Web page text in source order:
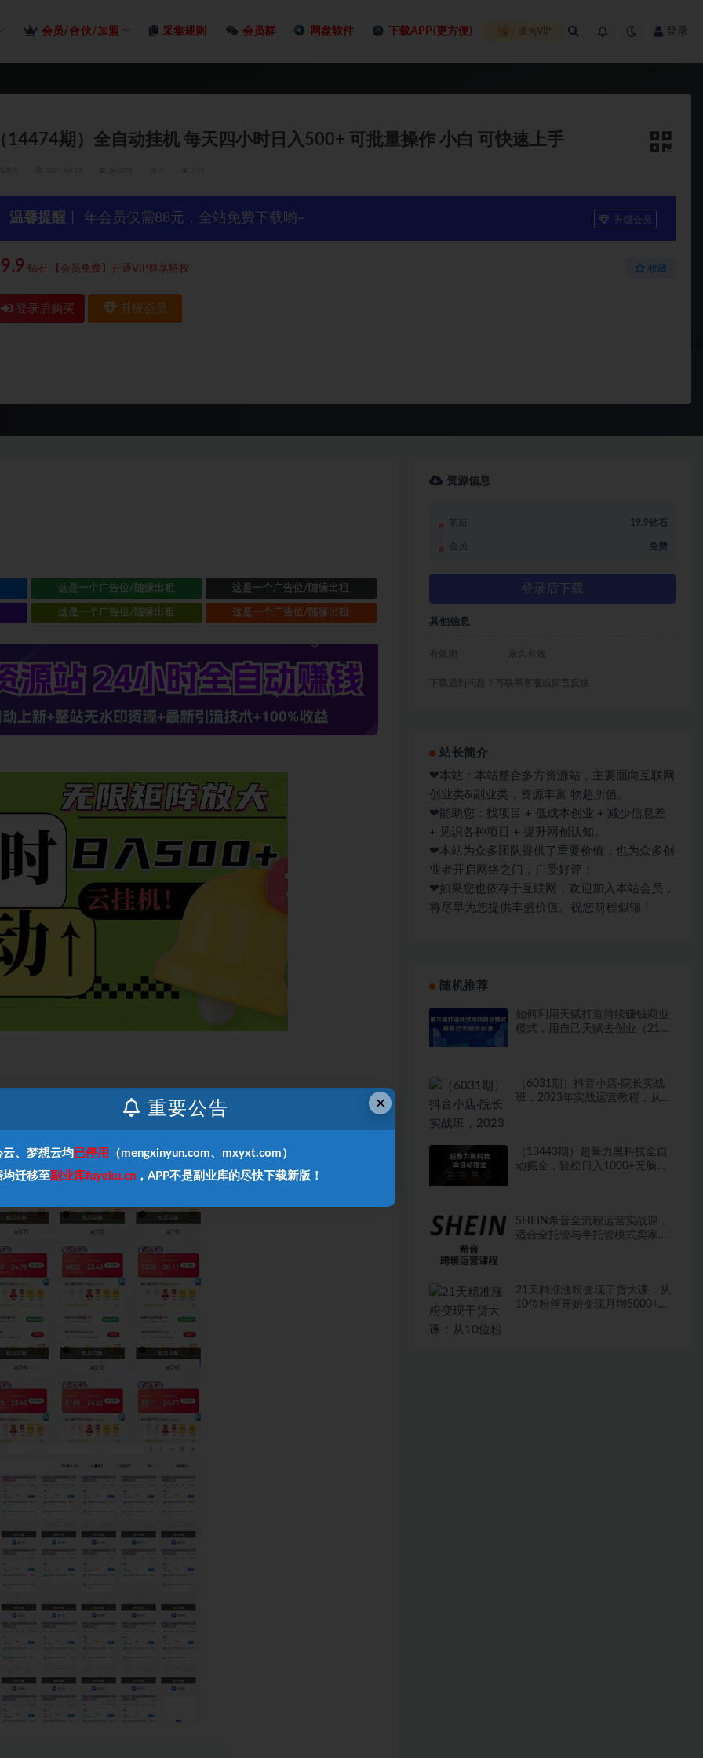
会员/合伙/加盟 采集规则 会员群 网盘软件 下载APP(更方便) 成为VIP 登录
14474期）全自动挂机 每天四小时日入500+ 可批量操作 小白 可快速上手
温馨提醒 丨 年会员仅需88元，全站免费下载哟~ 升级会员
钻石 【会员免费】开通VIP尊享特权 收藏
登录后购买 升级会员
这是一个广告位/随缘出租 这是一个广告位/随缘出租
这是一个广告位/随缘出租 这是一个广告位/随缘出租
资源信息
萌新 19.9钻石
会员 免费
登录后下载
其他信息
有效期 永久有效
下载遇到问题？可联系客服或留言反馈
站长简介
❤本站：本站整合多方资源站，主要面向互联网
创业类&副业类，资源丰富 物超所值。
❤能助您：找项目 + 低成本创业 + 减少信息差
+ 见识各种项目 + 提升网创认知。
❤本站为众多团队提供了重要价值，也为众多创
业者开启网络之门，广受好评！
❤如果您也依存于互联网，欢迎加入本站会员，
将尽早为您提供丰盛价值。祝您前程似锦！
随机推荐
如何利用天赋打造持续赚钱商业
模式，用自己天赋去创业（21节
（6031期）抖音小店·院长实战
班，2023年实战运营教程，从0-
（13443期）超暴力黑科技全自
动掘金，轻松日入1000+无脑矩
SHEIN希音全流程运营实战课，
适合全托管与半托管模式卖家全
21天精准涨粉变现干货大课：从
10位粉丝开始变现月增5000+变
×
重要公告
云、梦想云均 已停用
（mengxinyun.com、mxyxt.com）
均迁移至副业库fuyeku.cn ，APP不是副业库的尽快下载新版！